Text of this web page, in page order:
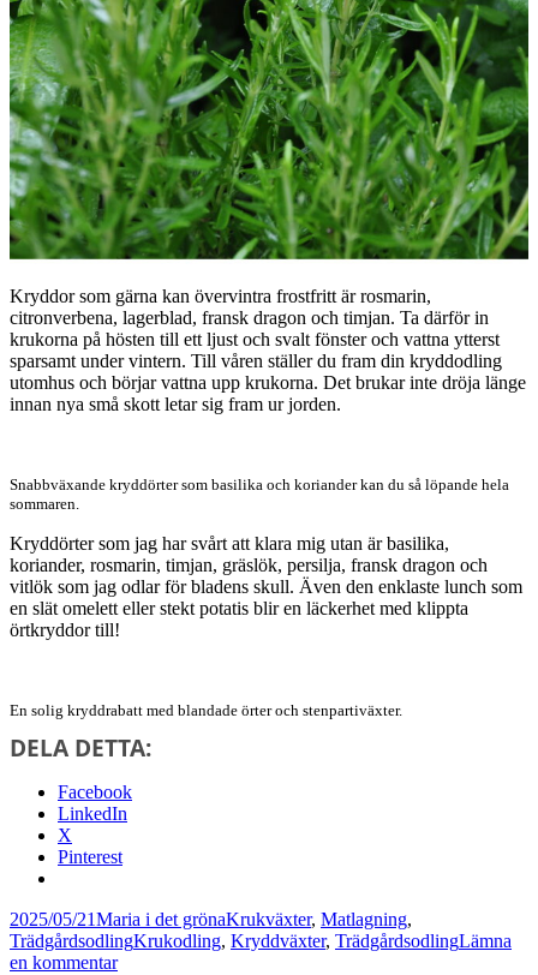
Kryddor som gärna kan övervintra frostfritt är rosmarin,
citronverbena, lagerblad, fransk dragon och timjan. Ta därför in
krukorna på hösten till ett ljust och svalt fönster och vattna ytterst
sparsamt under vintern. Till våren ställer du fram din kryddodling
utomhus och börjar vattna upp krukorna. Det brukar inte dröja länge
innan nya små skott letar sig fram ur jorden.
Snabbväxande kryddörter som basilika och koriander kan du så löpande hela
sommaren.
Kryddörter som jag har svårt att klara mig utan är basilika,
koriander, rosmarin, timjan, gräslök, persilja, fransk dragon och
vitlök som jag odlar för bladens skull. Även den enklaste lunch som
en slät omelett eller stekt potatis blir en läckerhet med klippta
örtkryddor till!
En solig kryddrabatt med blandade örter och stenpartiväxter.
DELA DETTA:
Facebook
LinkedIn
X
Pinterest
Postat
2025/05/21Författare
Maria i det grönaKategorier
Krukväxter, Matlagning,
TrädgårdsodlingTaggar
Krukodling, Kryddväxter, TrädgårdsodlingLämna
en kommentartill